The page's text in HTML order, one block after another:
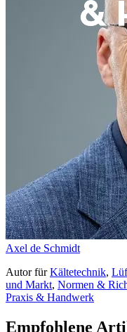
Axel de Schmidt
AutorfürKältetechnik,
und Markt, Normen &
Praxis & Handwerk
Empfohlene